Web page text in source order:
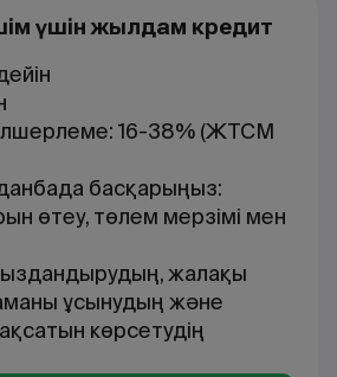
үшін жылдам кредит
16-38% (ЖТСМ
басқарыңыз:
өтеу, төлем мерзімі мен
жалақы
ұсынудың және
көрсетудің